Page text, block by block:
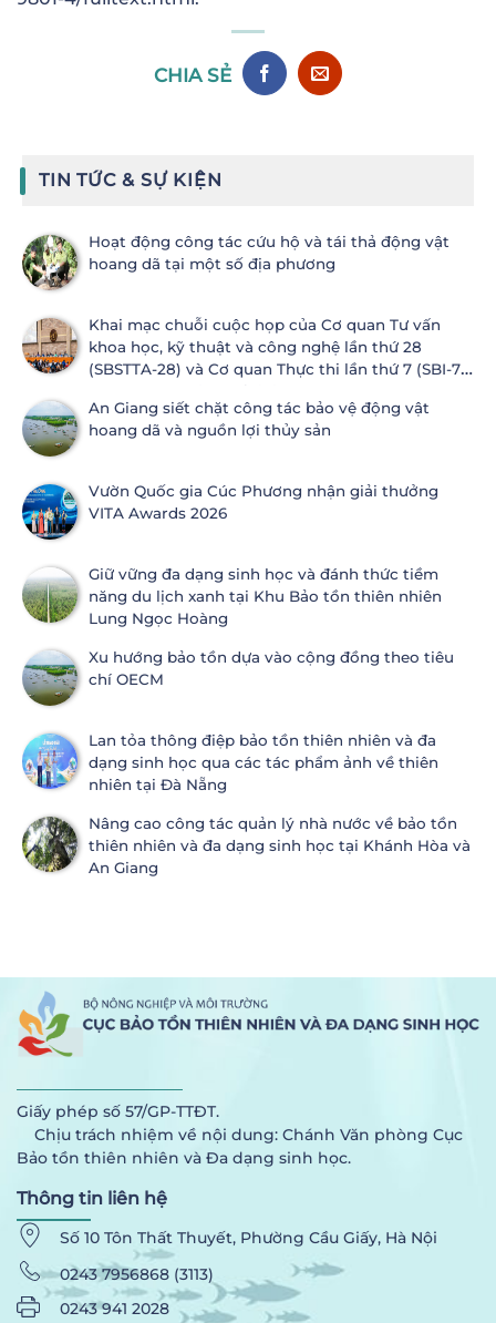
CHIA SẺ
TIN TỨC & SỰ KIỆN
Hoạt động công tác cứu hộ và tái thả động vật
hoang dã tại một số địa phương
Khai mạc chuỗi cuộc họp của Cơ quan Tư vấn
khoa học, kỹ thuật và công nghệ lần thứ 28
(SBSTTA-28) và Cơ quan Thực thi lần thứ 7 (SBI-7)
An Giang siết chặt công tác bảo vệ động vật
hoang dã và nguồn lợi thủy sản
Vườn Quốc gia Cúc Phương nhận giải thưởng
VITA Awards 2026
Giữ vững đa dạng sinh học và đánh thức tiềm
năng du lịch xanh tại Khu Bảo tồn thiên nhiên
Lung Ngọc Hoàng
Xu hướng bảo tồn dựa vào cộng đồng theo tiêu
chí OECM
Lan tỏa thông điệp bảo tồn thiên nhiên và đa
dạng sinh học qua các tác phẩm ảnh về thiên
nhiên tại Đà Nẵng
Nâng cao công tác quản lý nhà nước về bảo tồn
thiên nhiên và đa dạng sinh học tại Khánh Hòa và
An Giang
Giấy phép số 57/GP-TTĐT.
Chịu trách nhiệm về nội dung: Chánh Văn phòng Cục
Bảo tồn thiên nhiên và Đa dạng sinh học.
Thông tin liên hệ
Số 10 Tôn Thất Thuyết, Phường Cầu Giấy, Hà Nội
0243 7956868 (3113)
0243 941 2028